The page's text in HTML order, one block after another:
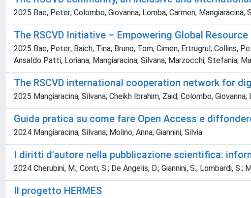
2025 Bae, Peter; Colombo, Giovanna; Lomba, Carmen; Mangiaracina,
The RSCVD Initiative – Empowering Global Resource
2025 Bae, Peter; Baich, Tina; Bruno, Tom; Cimen, Ertrugrul; Collins,
Ansaldo Patti, Loriana; Mangiaracina, Silvana; Marzocchi, Stefania;
The RSCVD international cooperation network for
2025 Mangiaracina, Silvana; Cheikh Ibrahim, Zaid; Colombo,
Guida pratica su come fare Open Access e
2024 Mangiaracina, Silvana; Molino, Anna; Giannini, Silvia
I diritti d'autore nella pubblicazione scientifica:
2024 Cherubini, M.; Conti, S.; De Angelis, D.; Giannini, S.; Lombardi, S.;
Il progetto HERMES